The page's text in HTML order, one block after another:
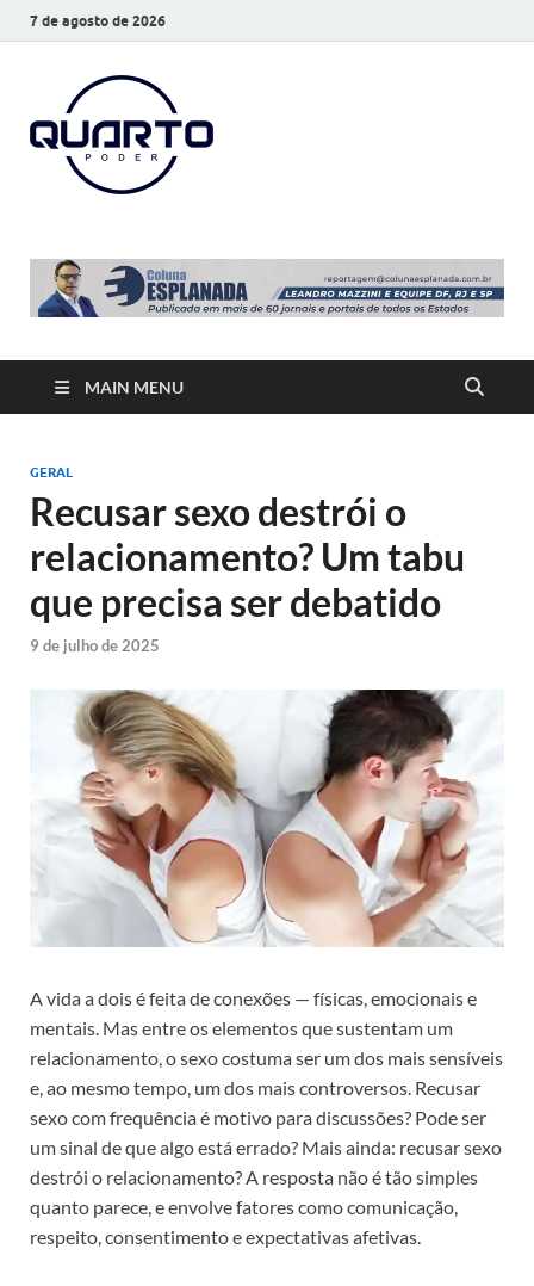
7 de agosto de 2026
MAIN MENU
GERAL
Recusar sexo destrói o
relacionamento? Um tabu
que precisa ser debatido
9 de julho de 2025
A vida a dois é feita de conexões — físicas, emocionais e
mentais. Mas entre os elementos que sustentam um
relacionamento, o sexo costuma ser um dos mais sensíveis
e, ao mesmo tempo, um dos mais controversos. Recusar
sexo com frequência é motivo para discussões? Pode ser
um sinal de que algo está errado? Mais ainda: recusar sexo
destrói o relacionamento? A resposta não é tão simples
quanto parece, e envolve fatores como comunicação,
respeito, consentimento e expectativas afetivas.